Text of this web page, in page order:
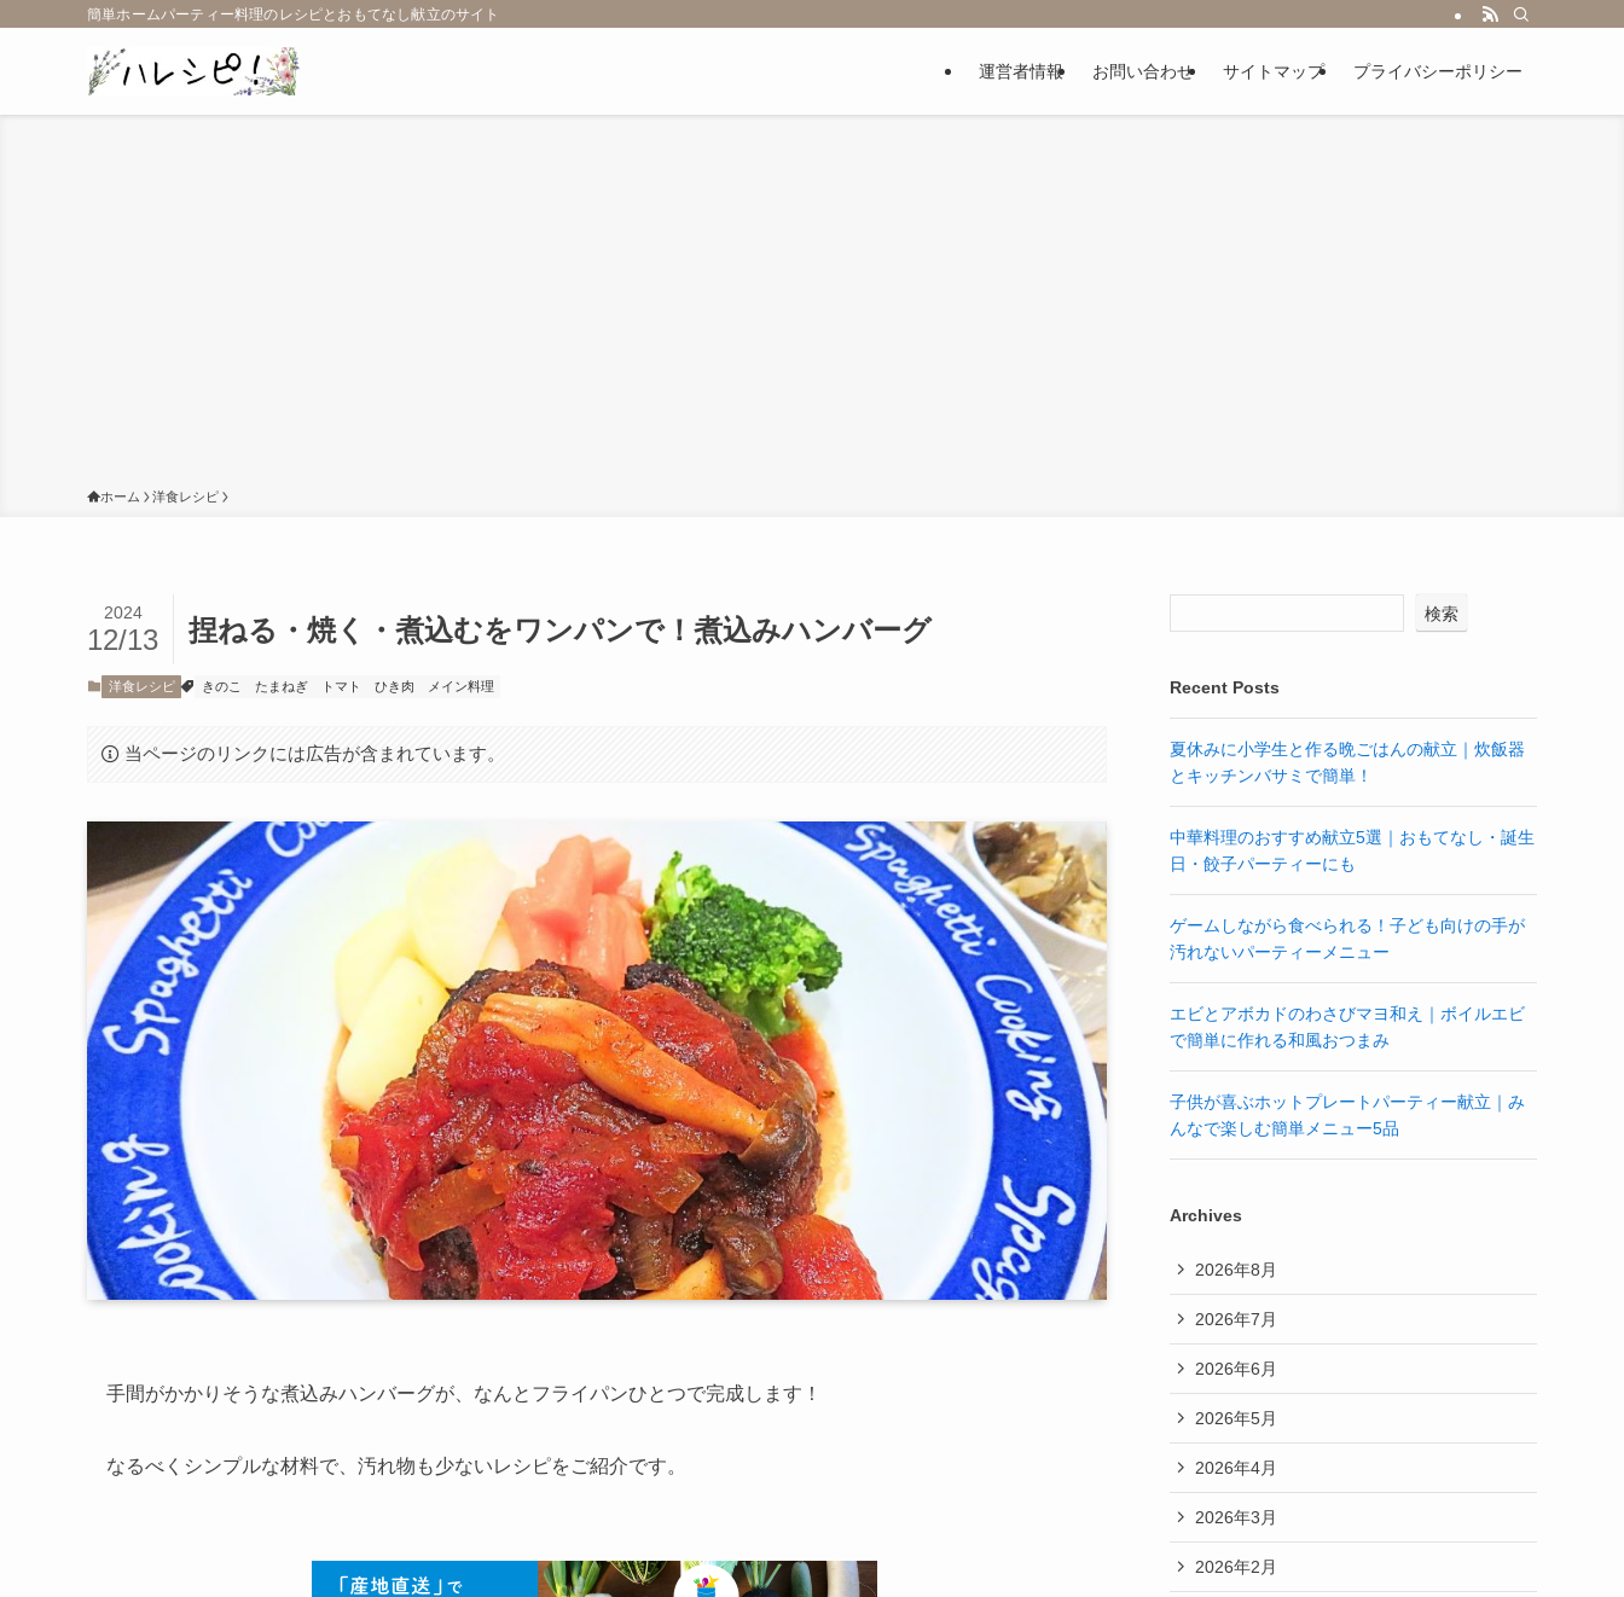
簡単ホームパーティー料理のレシピとおもてなし献立のサイト
運営者情報 お問い合わせ サイトマップ プライバシーポリシー
ホーム 洋食レシピ
捏ねる・焼く・煮込むをワンパンで！煮込みハンバーグ
2024
12/13
洋食レシピ きのこ たまねぎ トマト ひき肉 メイン料理
当ページのリンクには広告が含まれています。
手間がかかりそうな煮込みハンバーグが、なんとフライパンひとつで完成します！
なるべくシンプルな材料で、汚れ物も少ないレシピをご紹介です。
検索
Recent Posts
夏休みに小学生と作る晩ごはんの献立｜炊飯器
とキッチンバサミで簡単！
中華料理のおすすめ献立5選｜おもてなし・誕生
日・餃子パーティーにも
ゲームしながら食べられる！子ども向けの手が
汚れないパーティーメニュー
エビとアボカドのわさびマヨ和え｜ボイルエビ
で簡単に作れる和風おつまみ
子供が喜ぶホットプレートパーティー献立｜み
んなで楽しむ簡単メニュー5品
Archives
2026年8月
2026年7月
2026年6月
2026年5月
2026年4月
2026年3月
2026年2月